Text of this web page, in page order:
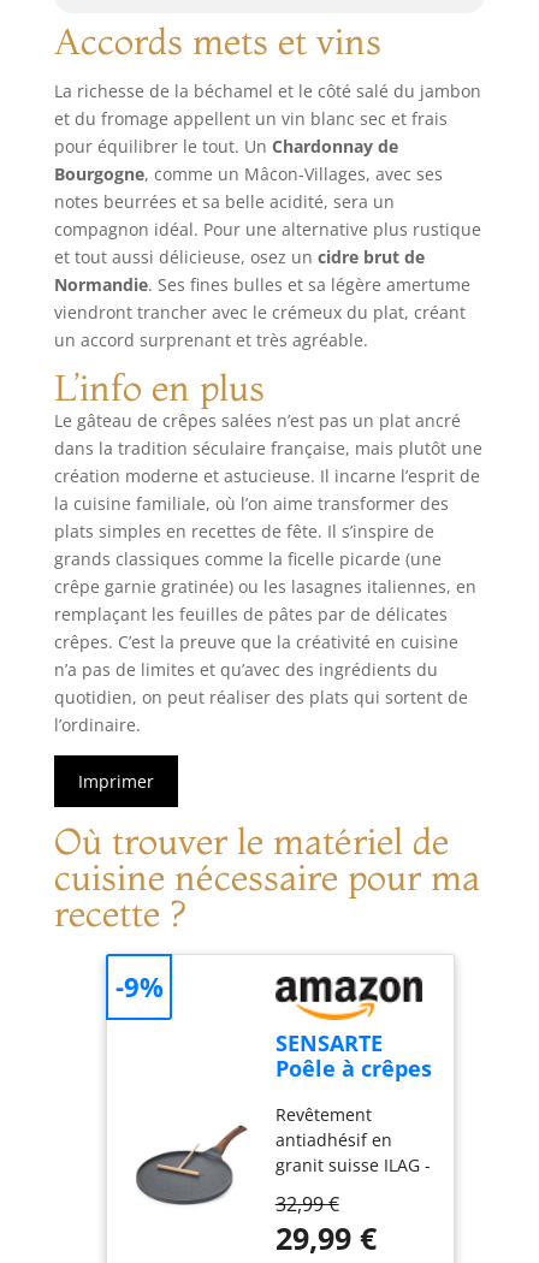
Accords mets et vins
La richesse de la béchamel et le côté salé du jambon
et du fromage appellent un vin blanc sec et frais
pour équilibrer le tout. Un Chardonnay de
Bourgogne, comme un Mâcon-Villages, avec ses
notes beurrées et sa belle acidité, sera un
compagnon idéal. Pour une alternative plus rustique
et tout aussi délicieuse, osez un cidre brut de
Normandie. Ses fines bulles et sa légère amertume
viendront trancher avec le crémeux du plat, créant
un accord surprenant et très agréable.
L’info en plus
Le gâteau de crêpes salées n’est pas un plat ancré
dans la tradition séculaire française, mais plutôt une
création moderne et astucieuse. Il incarne l’esprit de
la cuisine familiale, où l’on aime transformer des
plats simples en recettes de fête. Il s’inspire de
grands classiques comme la ficelle picarde (une
crêpe garnie gratinée) ou les lasagnes italiennes, en
remplaçant les feuilles de pâtes par de délicates
crêpes. C’est la preuve que la créativité en cuisine
n’a pas de limites et qu’avec des ingrédients du
quotidien, on peut réaliser des plats qui sortent de
l’ordinaire.
Imprimer
Où trouver le matériel de
cuisine nécessaire pour ma
recette ?
SENSARTE
Poêle à crêpes
répartisseur
de pâte
Revêtement
antiadhésif en
granit suisse ILAG -
ajout intentionnel
de PFOA, sans
32,99 €
29,99 €
-9%